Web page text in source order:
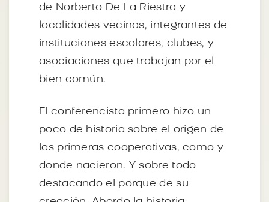
de Norberto De La Riestra y
localidades vecinas, integrantes de
instituciones escolares, clubes, y
asociaciones que trabajan por el
bien común.
El conferencista primero hizo un
poco de historia sobre el origen de
las primeras cooperativas, como y
donde nacieron. Y sobre todo
destacando el porque de su